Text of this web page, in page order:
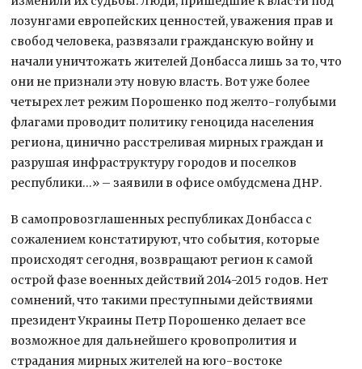
лозунгами европейских ценностей, уважения прав и
свобод человека, развязали гражданскую войну и
начали уничтожать жителей Донбасса лишь за то, что
они не признали эту новую власть. Вот уже более
четырех лет режим Порошенко под желто-голубыми
флагами проводит политику геноцида населения
региона, цинично расстреливая мирных граждан и
разрушая инфраструктуру городов и поселков
республики…» – заявили в офисе омбудсмена ДНР.
В самопровозглашенных республиках Донбасса с
сожалением констатируют, что события, которые
происходят сегодня, возвращают регион к самой
острой фазе военных действий 2014-2015 годов. Нет
сомнений, что такими преступными действиями
президент Украины Петр Порошенко делает все
возможное для дальнейшего кровопролития и
страдания мирных жителей на юго-востоке